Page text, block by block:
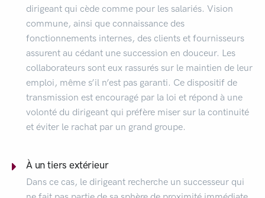
dirigeant qui cède comme pour les salariés. Vision
commune, ainsi que connaissance des
fonctionnements internes, des clients et fournisseurs
assurent au cédant une succession en douceur. Les
collaborateurs sont eux rassurés sur le maintien de leur
emploi, même s’il n’est pas garanti. Ce dispositif de
transmission est encouragé par la loi et répond à une
volonté du dirigeant qui préfère miser sur la continuité
et éviter le rachat par un grand groupe.
À un tiers extérieur
Dans ce cas, le dirigeant recherche un successeur qui